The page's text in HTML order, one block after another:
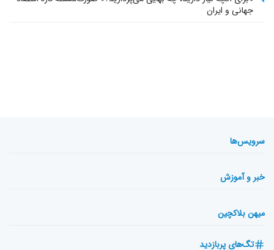
جهانی و ایران
سرویس‌ها
خبر و آموزش
میهن بلاکچین
تگ‌های پربازدید